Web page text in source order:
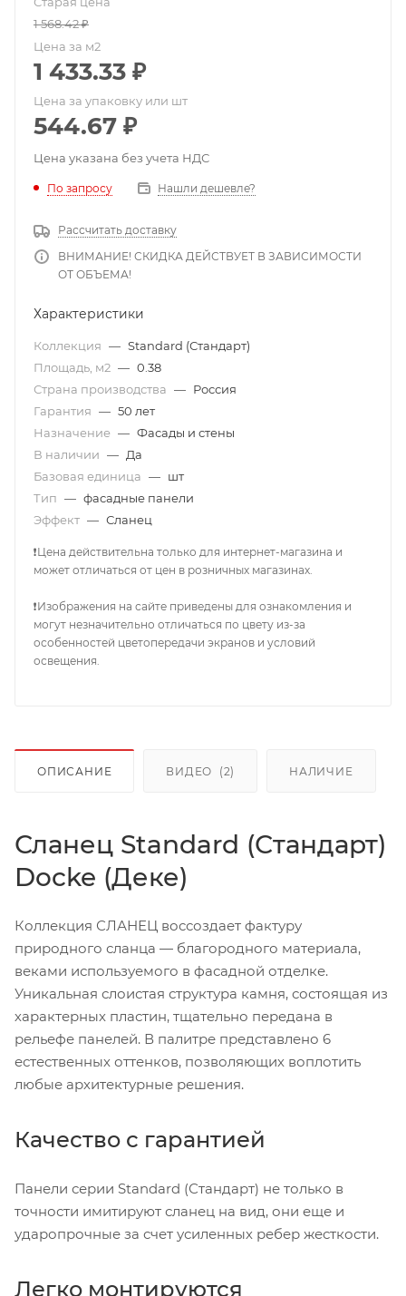
1 568.42₽
Цена за м2
1 433.33 ₽
Цена за упаковку или шт
544.67 ₽
Цена указана без учета НДС
По запросу Нашли дешевле?
Рассчитать доставку
ВНИМАНИЕ! СКИДКА ДЕЙСТВУЕТ В ЗАВИСИМОСТИ
ОТ ОБЪЕМА!
Характеристики
Коллекция — Standard (Стандарт)
Площадь, м2 — 0.38
Страна производства — Россия
Гарантия — 50 лет
Назначение — Фасады и стены
В наличии — Да
Базовая единица — шт
Тип — фасадные панели
Эффект — Сланец
❗Цена действительна только для интернет-магазина и
может отличаться от цен в розничных магазинах.
❗Изображения на сайте приведены для ознакомления и
могут незначительно отличаться по цвету из-за
особенностей цветопередачи экранов и условий
освещения.
ОПИСАНИЕ ВИДЕО (2) НАЛИЧИЕ
Сланец Standard (Стандарт)
Docke (Деке)
Коллекция СЛАНЕЦ воссоздает фактуру
природного сланца — благородного материала,
веками используемого в фасадной отделке.
Уникальная слоистая структура камня, состоящая из
характерных пластин, тщательно передана в
рельефе панелей. В палитре представлено 6
естественных оттенков, позволяющих воплотить
любые архитектурные решения.
Качество с гарантией
Панели серии Standard (Стандарт) не только в
точности имитируют сланец на вид, они еще и
ударопрочные за счет усиленных ребер жесткости.
Легко монтируются